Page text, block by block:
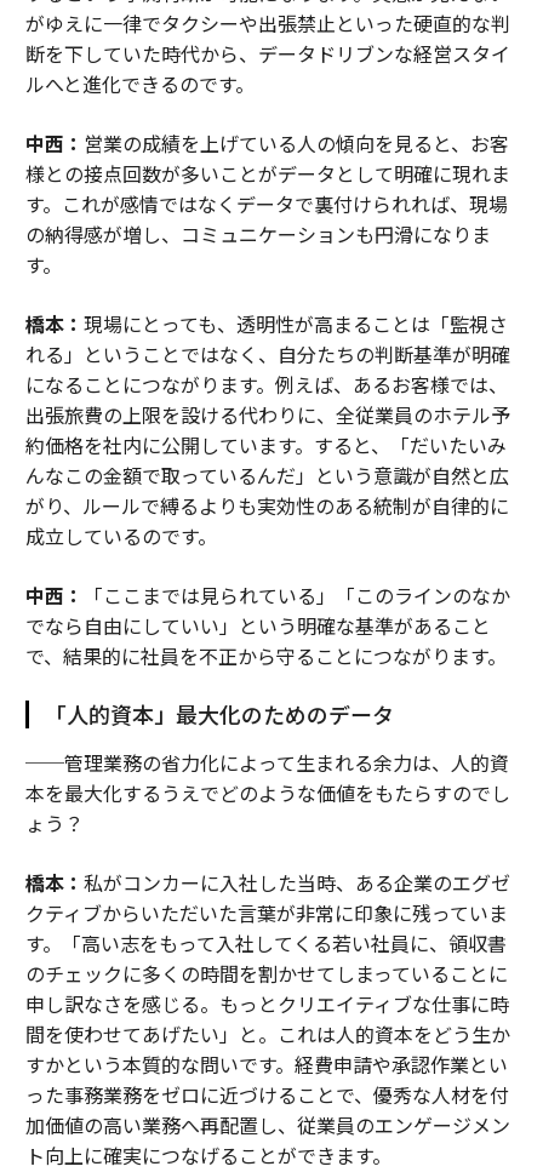
がゆえに一律でタクシーや出張禁止といった硬直的な判
断を下していた時代から、データドリブンな経営スタイ
ルへと進化できるのです。
中西： 営業の成績を上げている人の傾向を見ると、お客
様との接点回数が多いことがデータとして明確に現れま
す。これが感情ではなくデータで裏付けられれば、現場
の納得感が増し、コミュニケーションも円滑になりま
す。
橋本： 現場にとっても、透明性が高まることは「監視さ
れる」ということではなく、自分たちの判断基準が明確
になることにつながります。例えば、あるお客様では、
出張旅費の上限を設ける代わりに、全従業員のホテル予
約価格を社内に公開しています。すると、「だいたいみ
んなこの金額で取っているんだ」という意識が自然と広
がり、ルールで縛るよりも実効性のある統制が自律的に
成立しているのです。
中西：
「ここまでは見られている」「このラインのなか
でなら自由にしていい」という明確な基準があること
で、結果的に社員を不正から守ることにつながります。
「人的資本」最大化のためのデータ
──管理業務の省力化によって生まれる余力は、人的資
本を最大化するうえでどのような価値をもたらすのでし
ょう？
橋本： 私がコンカーに入社した当時、ある企業のエグゼ
クティブからいただいた言葉が非常に印象に残っていま
す。「高い志をもって入社してくる若い社員に、領収書
のチェックに多くの時間を割かせてしまっていることに
申し訳なさを感じる。もっとクリエイティブな仕事に時
間を使わせてあげたい」と。これは人的資本をどう生か
すかという本質的な問いです。経費申請や承認作業とい
った事務業務をゼロに近づけることで、優秀な人材を付
加価値の高い業務へ再配置し、従業員のエンゲージメン
ト向上に確実につなげることができます。